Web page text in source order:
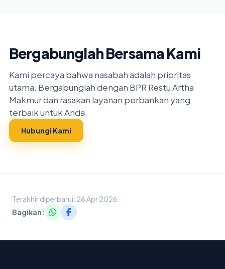
Bergabunglah Bersama Kami
Kami percaya bahwa nasabah adalah prioritas
utama. Bergabunglah dengan BPR Restu Artha
Makmur dan rasakan layanan perbankan yang
terbaik untuk Anda.
Hubungi Kami
Terakhir diperbarui: 26 Apr 2026
Bagikan: